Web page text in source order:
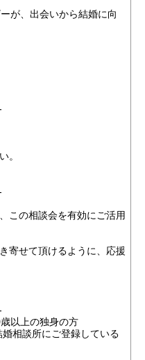
が、出会いから結婚に向
。
この相談会を有効にご活用
寄せて頂けるように、応援
以上の独身の方
相談所にご登録している